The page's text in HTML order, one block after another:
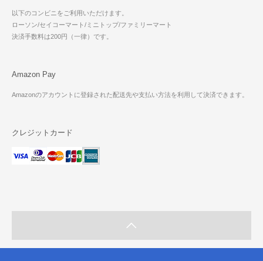
以下のコンビニをご利用いただけます。
ローソン/セイコーマート/ミニトップ/ファミリーマート
決済手数料は200円（一律）です。
Amazon Pay
Amazonのアカウントに登録された配送先や支払い方法を利用して決済できます。
クレジットカード